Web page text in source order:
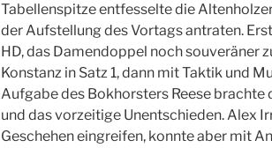
Tabellenspitze entfesselte die
der Aufstellung des Vortags antraten.
HD, das Damendoppel noch souveräner
Konstanz in Satz 1, dann mit Taktik und
Aufgabe des Bokhorsters Reese brachte
und das vorzeitige Unentschieden. Alex
Geschehen eingreifen, konnte aber mit